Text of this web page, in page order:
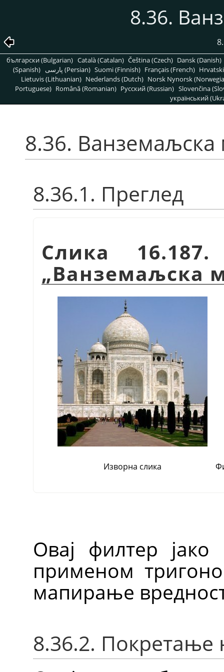
8.36.
български (Bulgarian) Català (Catalan) Čeština (Czech) Dansk (Danish)
(Spanish)
پارسی (Persian) Suomi (Finnish) Français (French)
Lietuvis (Lithuanian) Nederlands (Dutch) Norsk Nynorsk
Portuguese) Română (Romanian) Pусский (Russian) Slovenčina
український
8.36. Ванземаљска
8.36.1. Преглед
Слика
„Ванземаљска
Изворна слика
Овај филтер јако
применом
мапирање
8.36.2. Покретање